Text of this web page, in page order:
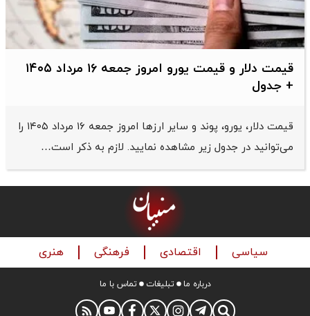
قیمت دلار و قیمت یورو امروز جمعه ۱۶ مرداد ۱۴۰۵
+ جدول
قیمت دلار، یورو، پوند و سایر ارز‌ها امروز جمعه ۱۶ مرداد ۱۴۰۵ را
می‌توانید در جدول زیر مشاهده نمایید. لازم به ذکر است…
سیاسی اقتصادی فرهنگی هنری
درباره ما تبلیغات تماس با ما